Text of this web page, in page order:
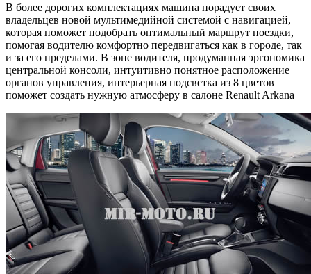
В более дорогих комплектациях машина порадует своих
владельцев новой мультимедийной системой с навигацией,
которая поможет подобрать оптимальный маршрут поездки,
помогая водителю комфортно передвигаться как в городе, так
и за его пределами. В зоне водителя, продуманная эргономика
центральной консоли, интуитивно понятное расположение
органов управления, интерьерная подсветка из 8 цветов
поможет создать нужную атмосферу в салоне Renault Arkana